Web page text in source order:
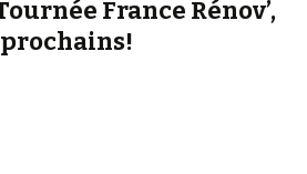
France Rénov’,
prochains!